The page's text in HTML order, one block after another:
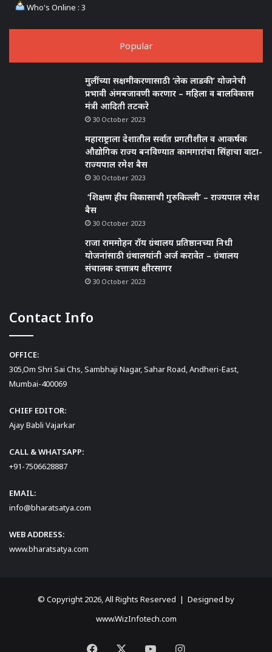
Who's Online : 3
Popular
मुलींच्या सक्षमीकरणासाठी ‘लेक लाडकी’ योजनेची
प्रभावी अंमबजावणी करणार – महिला व बालविकास
मंत्री आदिती तटकरे
30 October 2023
महाराष्ट्राला देशातील सर्वात प्रगतीशील व आकर्षक
औद्योगिक राज्य बनविण्यात कामगारांचा सिंहाचा वाटा-
राज्यपाल रमेश बैस
30 October 2023
‘शिक्षण हीच विकासाची गुरुकिल्ली’ – राज्यपाल रमेश
बैस
30 October 2023
राजा राममोहन रॉय ग्रंथालय प्रतिष्ठानच्या निधी
योजनांसाठी ग्रंथालयांनी अर्ज करावेत – ग्रंथालय
संचालक दत्तात्रय क्षीरसागर
30 October 2023
Contact Info
OFFICE:
305,Om Shri Sai Chs, Sambhaji Nagar, Sahar Road, Andheri-East,
Mumbai-400069
CHIEF EDITOR:
Ajay Babli Vajarkar
CALL & WHATSAPP:
+91-7506628887
EMAIL:
info@bharatsatya.com
WEB ADDRESS:
www.bharatsatya.com
© Copyright 2026, All Rights Reserved | Designed by
www.WizInfotech.com
Facebook YouTubeInstagram